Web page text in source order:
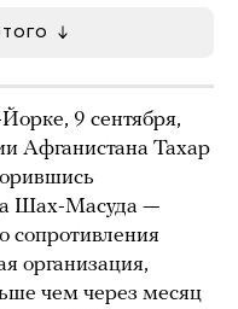
9 сентября,
Афганистана Тахар
Шах-Масуда —
сопротивления
организация,
чем через месяц